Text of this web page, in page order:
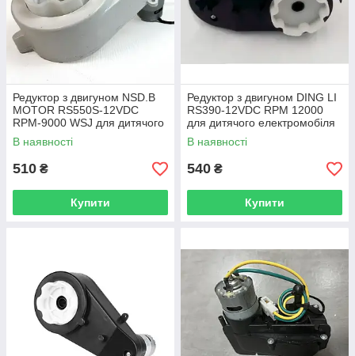
Редуктор з двигуном NSD.B
MOTOR RS550S-12VDC
RPM-9000 WSJ для дитячого
електромобіля
В наявності
510 ₴
Купити
Редуктор з двигуном DING LI
RS390-12VDC RPM 12000
для дитячого електромобіля
В наявності
540 ₴
Купити